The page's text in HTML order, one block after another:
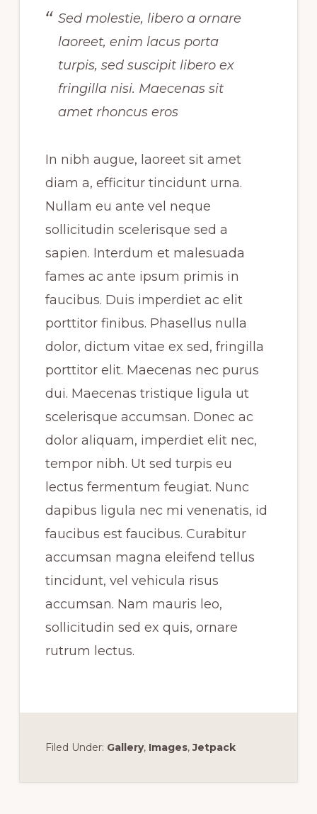
Sed molestie, libero a ornare
laoreet, enim lacus porta
turpis, sed suscipit libero ex
fringilla nisi. Maecenas sit
amet rhoncus eros
In nibh augue, laoreet sit amet
diam a, efficitur tincidunt urna.
Nullam eu ante vel neque
sollicitudin scelerisque sed a
sapien. Interdum et malesuada
fames ac ante ipsum primis in
faucibus. Duis imperdiet ac elit
porttitor finibus. Phasellus nulla
dolor, dictum vitae ex sed, fringilla
porttitor elit. Maecenas nec purus
dui. Maecenas tristique ligula ut
scelerisque accumsan. Donec ac
dolor aliquam, imperdiet elit nec,
tempor nibh. Ut sed turpis eu
lectus fermentum feugiat. Nunc
dapibus ligula nec mi venenatis, id
faucibus est faucibus. Curabitur
accumsan magna eleifend tellus
tincidunt, vel vehicula risus
accumsan. Nam mauris leo,
sollicitudin sed ex quis, ornare
rutrum lectus.
Filed Under: Gallery, Images,Jetpack